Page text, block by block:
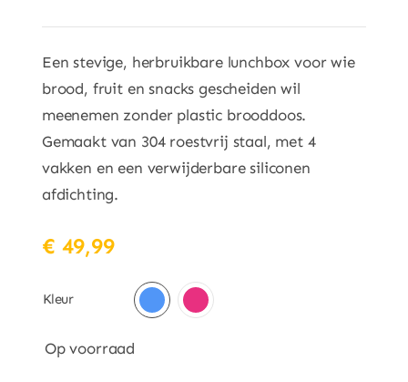
Een stevige, herbruikbare lunchbox voor wie
brood, fruit en snacks gescheiden wil
meenemen zonder plastic brooddoos.
Gemaakt van 304 roestvrij staal, met 4
vakken en een verwijderbare siliconen
afdichting.
€ 49,99
Kleur
Op voorraad